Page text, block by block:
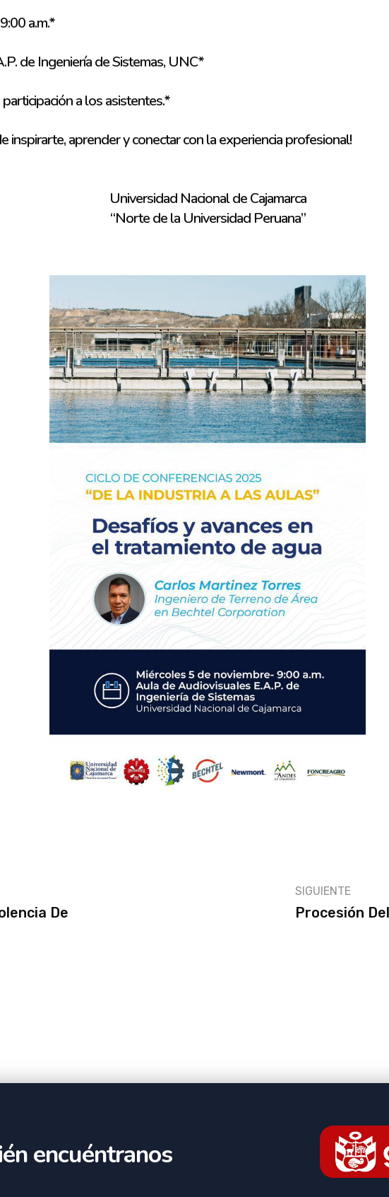
a.m.*
de Ingeniería de Sistemas, UNC*
a los asistentes.*
inspirarte, aprender y conectar con la experiencia profesional!
Universidad Nacional de Cajamarca
“Norte de la Universidad Peruana”
De
SIGUIENTE
Procesión
encuéntranos